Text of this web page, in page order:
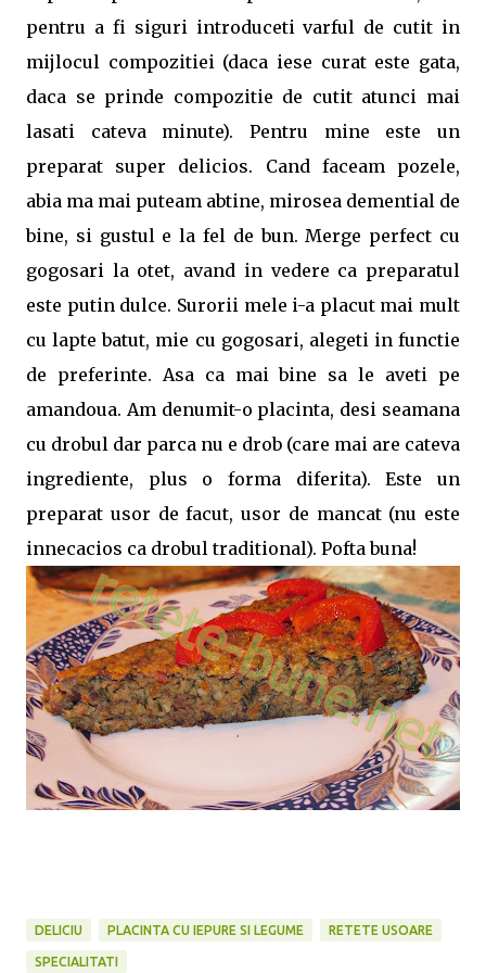
pentru a fi siguri introduceti varful de cutit in
mijlocul compozitiei (daca iese curat este gata,
daca se prinde compozitie de cutit atunci mai
lasati cateva minute). Pentru mine este un
preparat super delicios. Cand faceam pozele,
abia ma mai puteam abtine, mirosea demential de
bine, si gustul e la fel de bun. Merge perfect cu
gogosari la otet, avand in vedere ca preparatul
este putin dulce. Surorii mele i-a placut mai mult
cu lapte batut, mie cu gogosari, alegeti in functie
de preferinte. Asa ca mai bine sa le aveti pe
amandoua. Am denumit-o placinta, desi seamana
cu drobul dar parca nu e drob (care mai are cateva
ingrediente, plus o forma diferita). Este un
preparat usor de facut, usor de mancat (nu este
innecacios ca drobul traditional). Pofta buna!
DELICIU PLACINTA CU IEPURE SI LEGUME RETETE USOARE
SPECIALITATI